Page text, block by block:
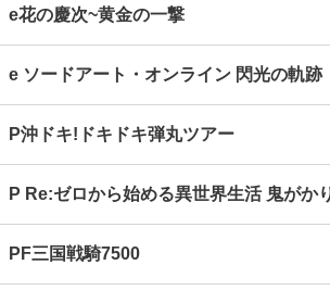
e花の慶次~黄金の一撃
e ソードアート・オンライン 閃光の軌跡
P沖ドキ!ドキドキ弾丸ツアー
P Re:ゼロから始める異世界生活 鬼がか
PF三国戦騎7500